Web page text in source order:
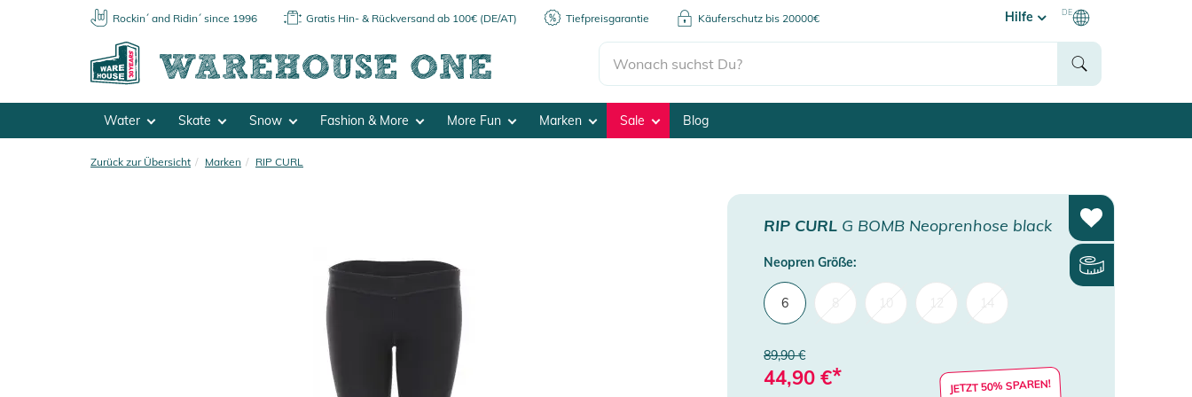
Rockin´ and Ridin´ since 1996 Gratis Hin- & Rückversand ab 100€ (DE/AT) Tiefpreisgarantie Käuferschutz bis 20000€ Hilfe DE
Water Skate Snow Fashion & More More Fun Marken Sale Blog
Zurück zur Übersicht Marken RIP CURL
RIP CURL G BOMB Neoprenhose black
Neopren Größe:
6
89,90 €
44,90 €* JETZT 50% SPAREN!